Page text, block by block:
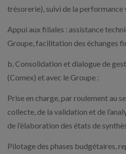
trésorerie), suivi de la performance
Appui aux filiales : assistance
Groupe, facilitation des échanges
b. Consolidation et dialogue de
(Comex) et avec le Groupe :
Prise en charge, par roulement au
collecte, de la validation et de
de l’élaboration des états de
Pilotage des phases budgétaires,